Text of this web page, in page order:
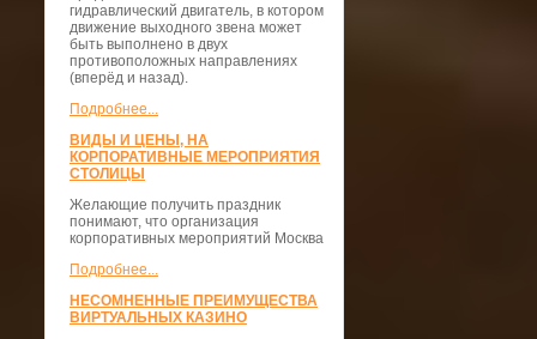
гидравлический двигатель, в котором
движение выходного звена может
быть выполнено в двух
противоположных направлениях
(вперёд и назад).
Подробнее...
ВИДЫ И ЦЕНЫ, НА
КОРПОРАТИВНЫЕ МЕРОПРИЯТИЯ
СТОЛИЦЫ
Желающие получить праздник
понимают, что организация
корпоративных мероприятий Москва
Подробнее...
НЕСОМНЕННЫЕ ПРЕИМУЩЕСТВА
ВИРТУАЛЬНЫХ КАЗИНО